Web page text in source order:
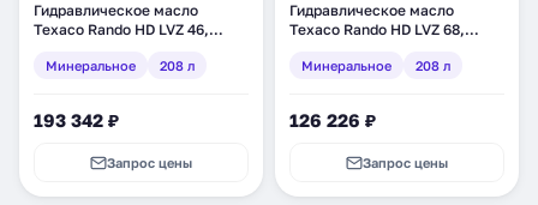
Гидравлическое масло
Texaco Rando HD LVZ 46,
(801450DEE)
Минеральное 208 л
193 342 ₽
Запрос цены
Гидравлическое масло
Texaco Rando HD LVZ 68,
(801354DEE)
Минеральное 208 л
126 226 ₽
Запрос цены